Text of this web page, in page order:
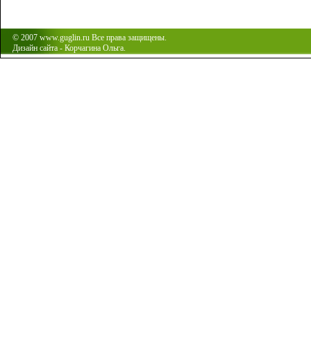
© 2007 www.guglin.ru Все права защищены.
Дизайн сайта - Корчагина Ольга.